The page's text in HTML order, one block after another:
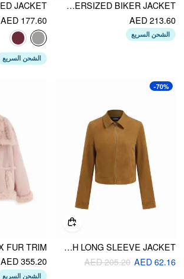
FAUX SHERPA OVERSIZED BIKER JACKET
AED 213.60
الشحن السريع
AED 177.60
الشحن السريع
-70%
SUEDE COLLAR ZIP THROUGH LONG SLEEVE JACKET
AED 62.16
AED 205.20
AED 355.20
الشحن السريع